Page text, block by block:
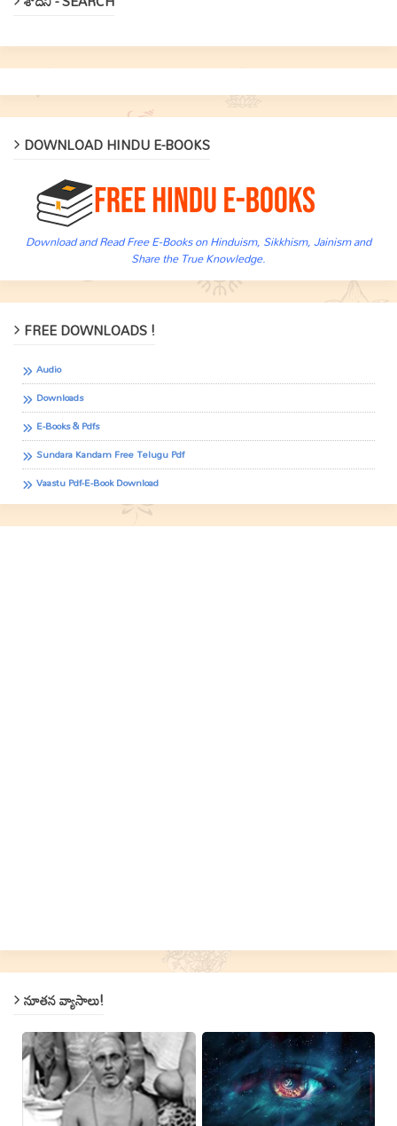
DOWNLOAD HINDU E-BOOKS
Download and Read Free E-Books on Hinduism, Sikkhism, Jainism and
Share the True Knowledge.
FREE DOWNLOADS !
Audio
Downloads
E-Books & Pdfs
Sundara Kandam Free Telugu Pdf
Vaastu Pdf-E-Book Download
నూతన వ్యాసాలు!